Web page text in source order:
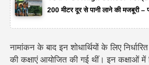
200 मीटर दूर से पानी लाने की मजबूरी –
नामांकन के बाद इन शोधार्थियों के लिए
की कक्षाएं आयोजित की गई थीं। इन कक्षाओं